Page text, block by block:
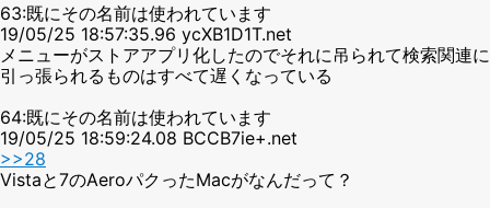
63:既にその名前は使われています
19/05/25 18:57:35.96 ycXB1D1T.net
メニューがストアアプリ化したのでそれに吊られて検索関連に
引っ張られるものはすべて遅くなっている
64:既にその名前は使われています
19/05/25 18:59:24.08 BCCB7ie+.net
>>28
Vistaと7のAeroパクったMacがなんだって？